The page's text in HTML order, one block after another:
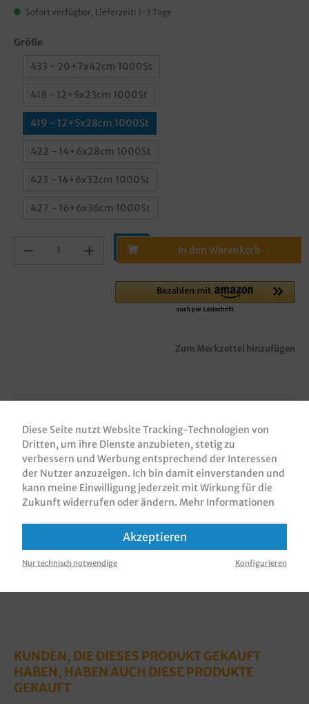
Sofort verfügbar, Lieferzeit: 1-3 Tage
Größe
433 - 20+7x42cm 1000St
418 - 12+5x23cm 1000St
419 - 12+5x28cm 1000St
422 - 14+6x28cm 1000St
423 - 14+6x32cm 1000St
427 - 16+6x36cm 1000St
In den Warenkorb
Zum Merkzettel hinzufügen
Bäckerfaltenbeutel / Brötchentüten / Bäckerbeutel /
Snackbeutel, Recycling Mix weiß, 1000 Stück in
Poly, verschiedene Größen… Mehr
Bewertungen
Informationen zur Produktsicherheit
KUNDEN, DIE DIESES PRODUKT GEKAUFT
HABEN, HABEN AUCH DIESE PRODUKTE
GEKAUFT
Diese Seite nutzt Website Tracking-Technologien von
Dritten, um ihre Dienste anzubieten, stetig zu
verbessern und Werbung entsprechend der Interessen
der Nutzer anzuzeigen. Ich bin damit einverstanden und
kann meine Einwilligung jederzeit mit Wirkung für die
Zukunft widerrufen oder ändern. Mehr Informationen
Akzeptieren
Nur technisch notwendige Konfigurieren